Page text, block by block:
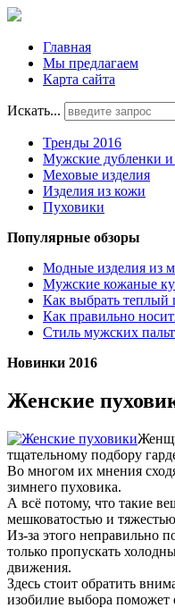
Главная
Мы предлагаем
Карта сайта
Искать...
Тренды 2016
Мужские дубленки и
Меховые изделия
Изделия из кожи
Пуховики
Популярные обзоры
Модные изделия из
Мужские кожаные
Как выбрать теплый
Как правильно
Стиль мужских
Новинки 2016
Женские
тщательному подбору
Во многом их мнения
зимнего пуховика.
А всё потому, что такие
мешковатостью и
Из-за этого неправильно
только пропускать
движения.
Здесь стоит обратить
изобилие выбора поможет